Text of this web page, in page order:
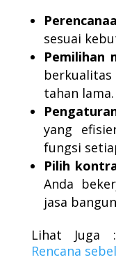
sesuai
Pemilihan
tahan lama.
yang
fungsi
Pilih
Anda
jasa
Lihat Juga
Rencana